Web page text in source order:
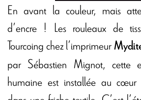
En avant la couleur, mais
d’encre ! Les rouleaux de
Tourcoing chez l’imprimeur
par Sébastien Mignot, cette
humaine est installée au cœur